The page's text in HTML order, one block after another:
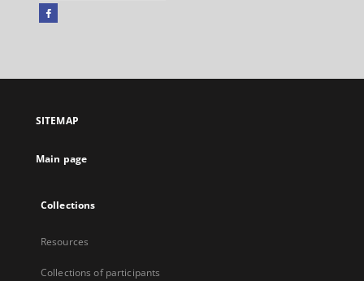
Facebook
open
new
SITEMAP
Main page
Collections
Resources
Collections of participants